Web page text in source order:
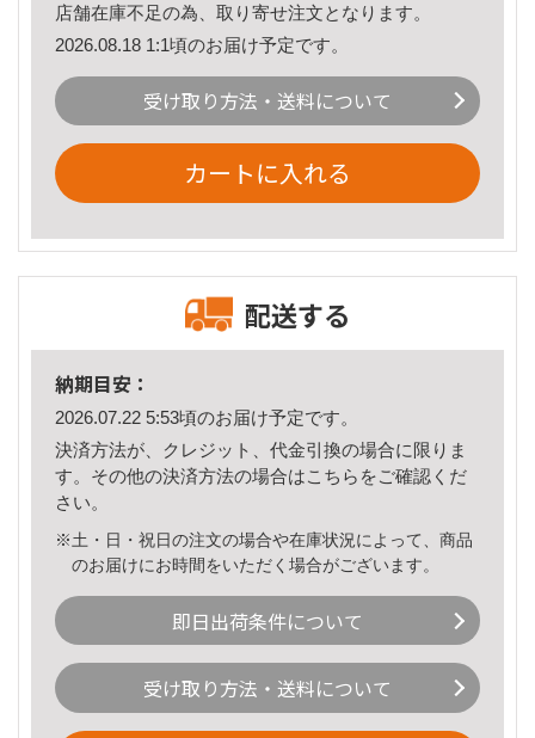
店舗在庫不足の為、取り寄せ注文となります。
2026.08.18 1:1頃のお届け予定です。
受け取り方法・送料について
カートに入れる
配送する
納期目安：
2026.07.22 5:53頃のお届け予定です。
決済方法が、クレジット、代金引換の場合に限りま
す。その他の決済方法の場合はこちら をご確認くだ
さい。
※土・日・祝日の注文の場合や在庫状況によって、商品
のお届けにお時間をいただく場合がございます。
即日出荷条件について
受け取り方法・送料について